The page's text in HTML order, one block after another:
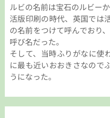
ルビの名前は宝石のルビー
活版印刷の時代、英国では
の名前をつけて呼んでおり
呼び名だった。
そして、当時ふりがなに使
に最も近いおおきさなので
うになった。